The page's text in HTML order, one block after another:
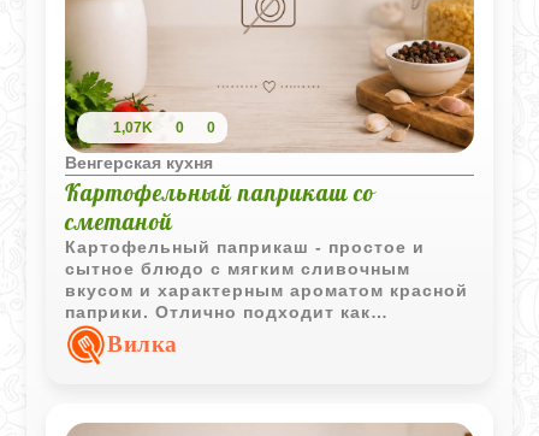
1,07K 0 0
Венгерская кухня
Картофельный паприкаш со
сметаной
Картофельный паприкаш - простое и
сытное блюдо с мягким сливочным
вкусом и характерным ароматом красной
паприки. Отлично подходит как
самостоятельное блюдо или гарнир к
мясу и птице.
Вилка